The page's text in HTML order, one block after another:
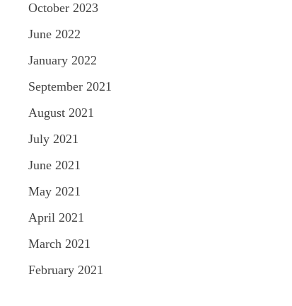
October 2023
June 2022
January 2022
September 2021
August 2021
July 2021
June 2021
May 2021
April 2021
March 2021
February 2021